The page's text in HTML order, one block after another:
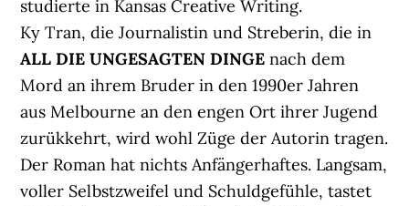
studierte in Kansas Creative Writing.
Ky Tran, die Journalistin und Streberin, die in
ALL DIE UNGESAGTEN DINGE nach dem
Mord an ihrem Bruder in den 1990er Jahren
aus Melbourne an den engen Ort ihrer Jugend
zurükkehrt, wird wohl Züge der Autorin tragen.
Der Roman hat nichts Anfängerhaftes. Langsam,
voller Selbstzweifel und Schuldgefühle, tastet